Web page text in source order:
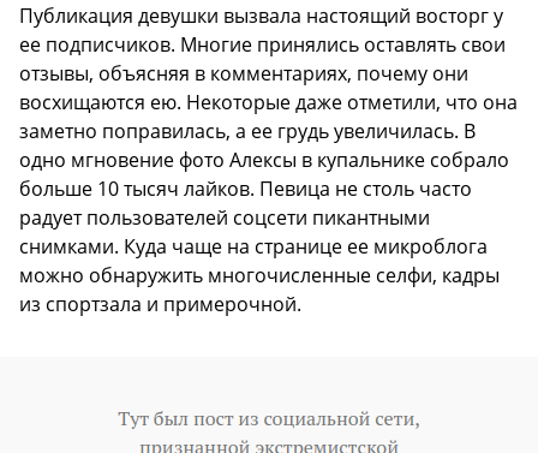
Публикация девушки вызвала настоящий восторг у
ее подписчиков. Многие принялись оставлять свои
отзывы, объясняя в комментариях, почему они
восхищаются ею. Некоторые даже отметили, что она
заметно поправилась, а ее грудь увеличилась. В
одно мгновение фото Алексы в купальнике собрало
больше 10 тысяч лайков. Певица не столь часто
радует пользователей соцсети пикантными
снимками. Куда чаще на странице ее микроблога
можно обнаружить многочисленные селфи, кадры
из спортзала и примерочной.